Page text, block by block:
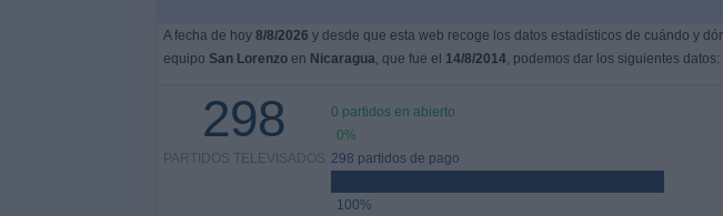
A fecha de hoy 8/8/2026 y desde que esta web recoge los datos estadísticos de cuándo y
equipo San Lorenzoen Nicaragua, que fue el 14/8/2014, podemos dar los siguientes datos:
298
PARTIDOS TELEVISADOS
0 partidos en abierto
0%
298 partidos de pago
100%